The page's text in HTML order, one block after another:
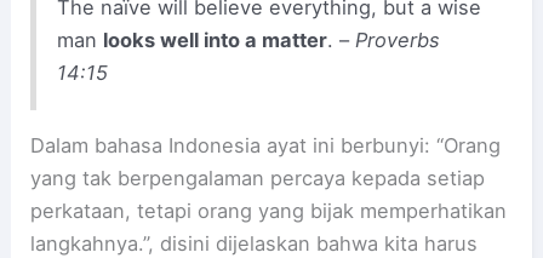
The naïve will believe everything, but a wise
man looks well into a matter. – Proverbs
14:15
Dalam bahasa Indonesia ayat ini berbunyi: “Orang
yang tak berpengalaman percaya kepada setiap
perkataan, tetapi orang yang bijak memperhatikan
langkahnya.”, disini dijelaskan bahwa kita harus